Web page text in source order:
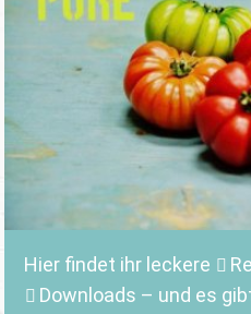
Hier findet ihr leckere
Downloads – und es